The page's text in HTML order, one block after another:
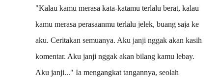
"Kalau kamu merasa kata-katamu terlalu berat, kalau
kamu merasa perasaanmu terlalu jelek, buang saja ke
aku. Ceritakan semuanya. Aku janji nggak akan kasih
komentar. Aku janji nggak akan bilang kamu lebay.
Aku janji..." Ia mengangkat tangannya, seolah